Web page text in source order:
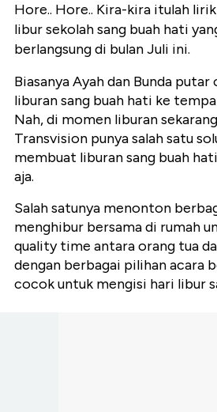
Hore.. Hore.. Kira-kira itulah
libur sekolah sang buah hati
berlangsung di bulan Juli ini.
Biasanya Ayah dan Bunda
liburan sang buah hati ke
Nah, di momen liburan
Transvision punya salah satu
membuat liburan sang buah
aja.
Salah satunya menonton
menghibur bersama di rumah
quality time antara orang tua
dengan berbagai pilihan acara
cocok untuk mengisi hari libur